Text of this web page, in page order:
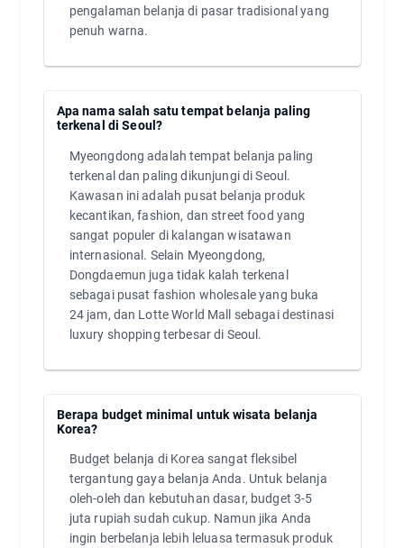
pengalaman belanja di pasar tradisional yang
penuh warna.
Apa nama salah satu tempat belanja paling
terkenal di Seoul?
Myeongdong adalah tempat belanja paling
terkenal dan paling dikunjungi di Seoul.
Kawasan ini adalah pusat belanja produk
kecantikan, fashion, dan street food yang
sangat populer di kalangan wisatawan
internasional. Selain Myeongdong,
Dongdaemun juga tidak kalah terkenal
sebagai pusat fashion wholesale yang buka
24 jam, dan Lotte World Mall sebagai destinasi
luxury shopping terbesar di Seoul.
Berapa budget minimal untuk wisata belanja
Korea?
Budget belanja di Korea sangat fleksibel
tergantung gaya belanja Anda. Untuk belanja
oleh-oleh dan kebutuhan dasar, budget 3-5
juta rupiah sudah cukup. Namun jika Anda
ingin berbelanja lebih leluasa termasuk produk